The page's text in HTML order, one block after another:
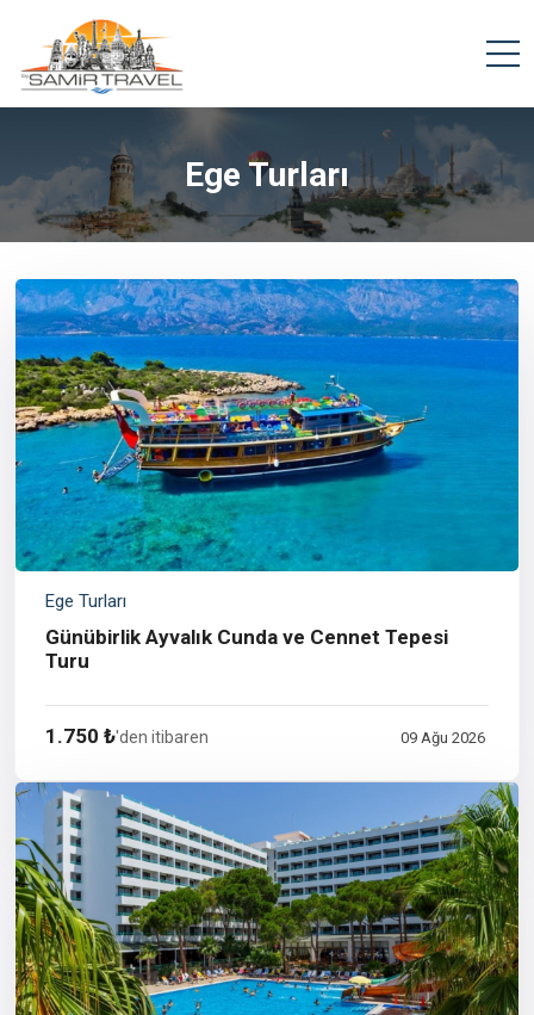
Ege Turları
Ege Turları
Günübirlik Ayvalık Cunda ve Cennet Tepesi
Turu
1.750 ₺'den itibaren 09 Ağu 2026